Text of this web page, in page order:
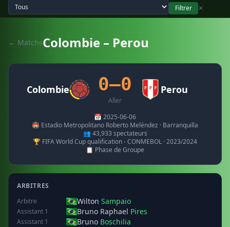
Filtrer
✕
← MatchsColombie – Perou
Colombie 0–0
Aller
Perou
📅 2025-06-06
🏟️ Estadio Metropolitano Roberto Meléndez · Barranquilla
👥 43,933 spectateurs
🏆 FIFA World Cup qualification - CONMEBOL · 2023/2024
📋 Phase de Groupe
ARBITRES
Arbitre
Wilton Sampaio
Assistant 1 Bruno Raphael Pires
Assistant 1 Bruno Boschilia